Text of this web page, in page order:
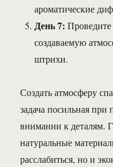
ароматические
День 7:
создаваемую
штрихи.
Создать атмосферу
задача посильная
внимании к деталям.
натуральные
расслабиться, но и